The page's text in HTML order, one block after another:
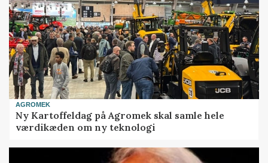
AGROMEK
Ny Kartoffeldag på Agromek skal samle hele
værdikæden om ny teknologi